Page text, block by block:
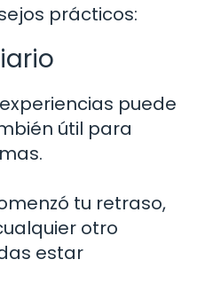
prácticos:
puede
útil para
tu retraso,
otro
estar